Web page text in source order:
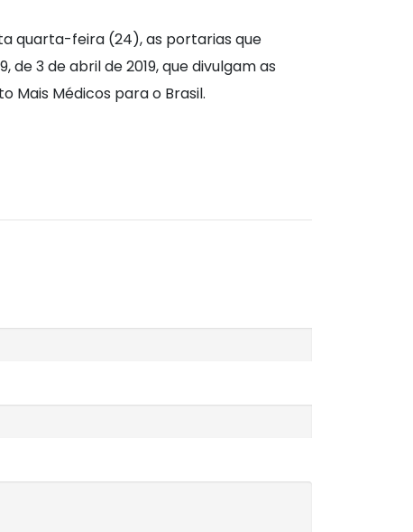
quarta-feira (24), as portarias que
de 3 de abril de 2019, que divulgam as
Mais Médicos para o Brasil.